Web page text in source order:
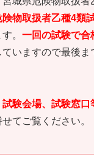
険物取扱者乙種4類
。 一回の試験で合
ていますので最後ま
験会場、試験窓口
てご覧ください。